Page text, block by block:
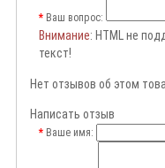
Ваш вопрос:
Внимание: HTML не
текст!
Нет отзывов об этом
Написать отзыв
Ваше имя: